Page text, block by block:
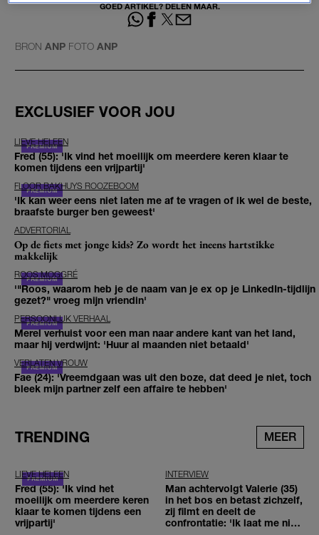
GOED ARTIKEL? DELEN MAAR.
BRON ANP FOTO ANP
EXCLUSIEF VOOR JOU
LIEVE HELEEN
Fred (55): 'Ik vind het moeilijk om meerdere keren klaar te
komen tijdens een vrijpartij'
FLOOR BAKHUYS ROOZEBOOM
'Ik kan weer eens niet laten me af te vragen of ik wel de beste,
braafste burger ben geweest'
ADVERTORIAL
Op de fiets met jonge kids? Zo wordt het ineens hartstikke
makkelijk
ROOS MOGGRÉ
'"Roos, waarom heb je de naam van je ex op je LinkedIn-tijdlijn
gezet?" vroeg mijn vriendin'
PERSOONLIJK VERHAAL
Merel verhuist voor een man naar andere kant van het land,
maar hij verdwijnt: 'Huur al maanden niet betaald'
VERLATEN VROUW
Fae (24): 'Vreemdgaan was uit den boze, dat deed je niet, toch
bleek mijn partner zelf een affaire te hebben'
TRENDING MEER
LIEVE HELEEN
Fred (55): 'Ik vind het
moeilijk om meerdere keren
klaar te komen tijdens een
vrijpartij'
INTERVIEW
Man achtervolgt Valerie (35)
in het bos en betast zichzelf,
zij filmt en deelt de
confrontatie: 'Ik laat me niet